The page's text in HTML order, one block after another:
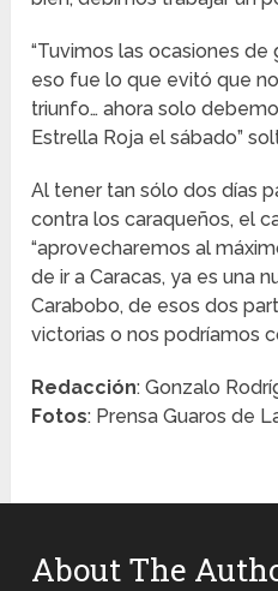
“Tuvimos las ocasiones
eso fue lo que evitó que
triunfo… ahora solo
Estrella Roja el sábado”
Al tener tan sólo dos días
contra los caraqueños, el
“aprovecharemos al
de ir a Caracas, ya es una
Carabobo, de esos dos
victorias o nos podríamos
Redacción: Gonzalo
Fotos: Prensa Guaros de
About The